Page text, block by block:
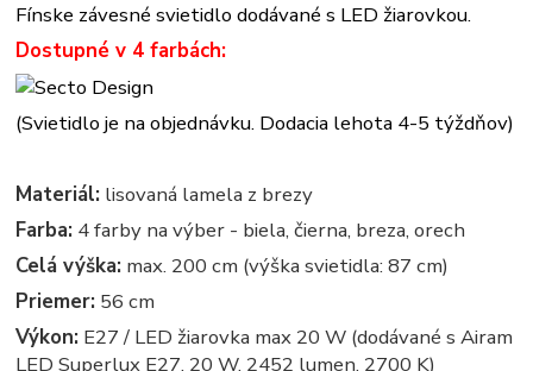
Fínske závesné svietidlo dodávané s LED žiarovkou.
Dostupné v 4 farbách:
(Svietidlo je na objednávku. Dodacia lehota 4-5 týždňov)
Materiál: lisovaná lamela z brezy
Farba: 4 farby na výber - biela, čierna, breza, orech
Celá výška: max. 200 cm (výška svietidla: 87 cm)
Priemer: 56 cm
Výkon: E27 / LED žiarovka max 20 W (dodávané s Airam
LED Superlux E27, 20 W, 2452 lumen, 2700 K)